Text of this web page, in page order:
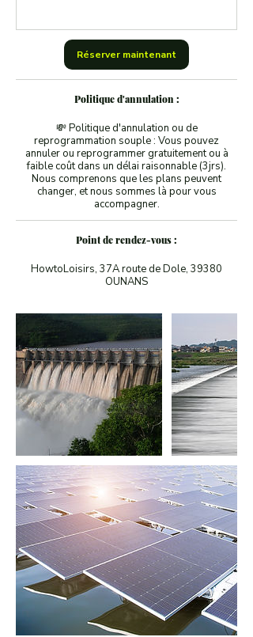
Réserver maintenant
Politique d'annulation :
💸 Politique d'annulation ou de
reprogrammation souple : Vous pouvez
annuler ou reprogrammer gratuitement ou à
faible coût dans un délai raisonnable (3jrs).
Nous comprenons que les plans peuvent
changer, et nous sommes là pour vous
accompagner.
Point de rendez-vous :
HowtoLoisirs, 37A route de Dole, 39380
OUNANS